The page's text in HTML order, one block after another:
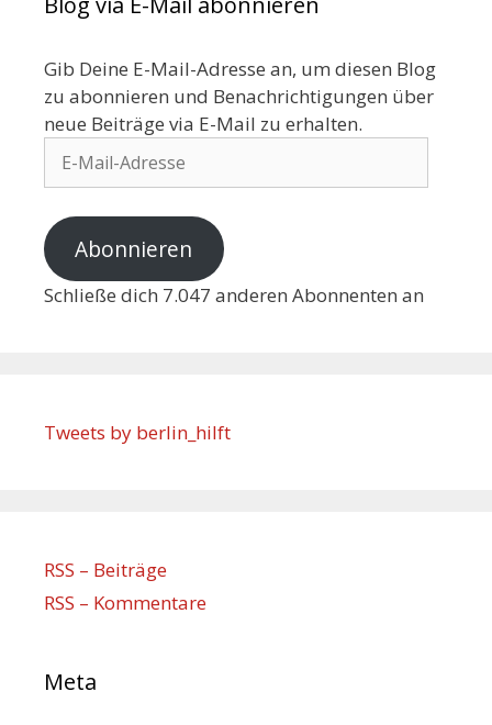
Gib Deine E-Mail-Adresse an, um diesen Blog
zu abonnieren und Benachrichtigungen über
neue Beiträge via E-Mail zu erhalten.
Abonnieren
Schließe dich 7.047 anderen Abonnenten an
Tweets by berlin_hilft
RSS – Beiträge
RSS – Kommentare
Meta